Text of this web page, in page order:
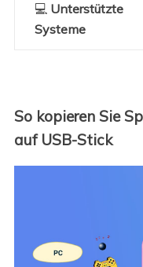
💻 Unterstützte
Systeme
So kopieren Sie
auf USB-Stick